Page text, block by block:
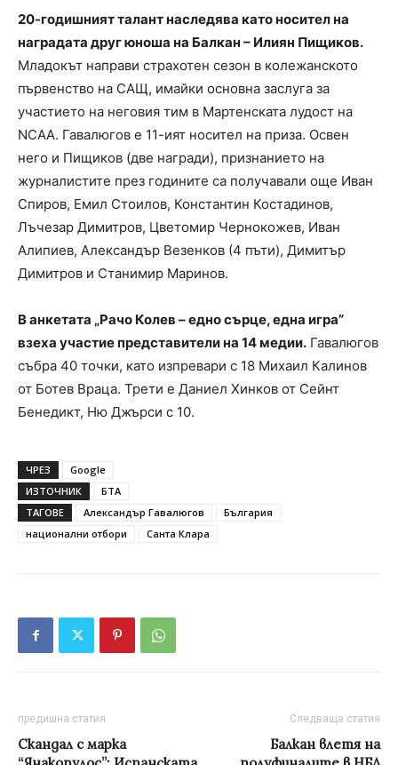
20-годишният талант наследява като носител на
наградата друг юноша на Балкан – Илиян Пищиков.
Младокът направи страхотен сезон в колежанското
първенство на САЩ, имайки основна заслуга за
участието на неговия тим в Мартенската лудост на
NCAA. Гавалюгов е 11-ият носител на приза. Освен
него и Пищиков (две награди), признанието на
журналистите през годините са получавали още Иван
Спиров, Емил Стоилов, Константин Костадинов,
Лъчезар Димитров, Цветомир Чернокожев, Иван
Алипиев, Александър Везенков (4 пъти), Димитър
Димитров и Станимир Маринов.
В анкетата „Рачо Колев – едно сърце, една игра”
взеха участие представители на 14 медии. Гавалюгов
събра 40 точки, като изпревари с 18 Михаил Калинов
от Ботев Враца. Трети е Даниел Хинков от Сейнт
Бенедикт, Ню Джърси с 10.
ЧРЕЗ
Google
ИЗТОЧНИК
БТА
ТАГОВЕ
Александър Гавалюгов
България
национални отбори
Санта Клара
предишна статия
Скандал с марка
Следваща статия
Балкан влетя на